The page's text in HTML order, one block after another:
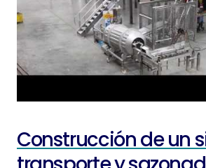
Construcción de un